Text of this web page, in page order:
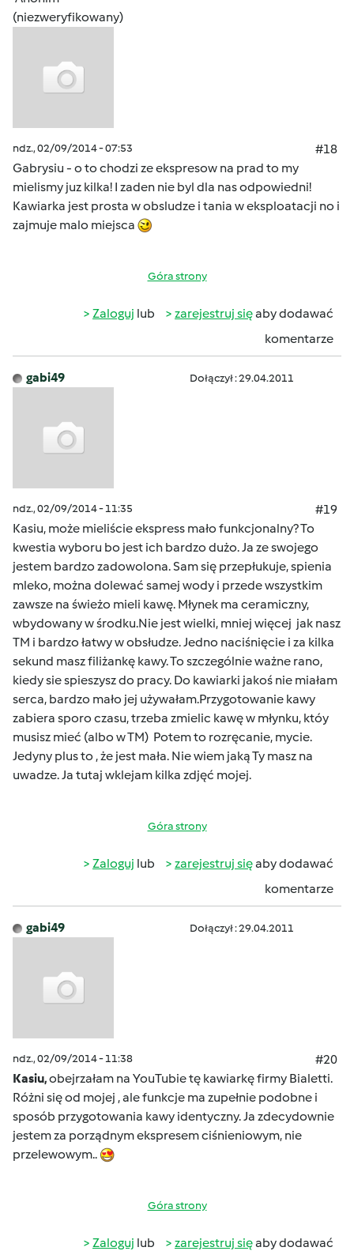
(niezweryfikowany)
ndz., 02/09/2014 - 07:53
#18
Gabrysiu - o to chodzi ze ekspresow na prad to my
mielismy juz kilka! I zaden nie byl dla nas odpowiedni!
Kawiarka jest prosta w obsludze i tania w eksploatacji no i
zajmuje malo miejsca
Góra strony
Zaloguj lub zarejestruj sięaby dodawać
komentarze
gabi49 Dołączył : 29.04.2011
ndz., 02/09/2014 - 11:35
#19
Kasiu, może mieliście ekspress mało funkcjonalny? To
kwestia wyboru bo jest ich bardzo dużo. Ja ze swojego
jestem bardzo zadowolona. Sam się przepłukuje, spienia
mleko, można dolewać samej wody i przede wszystkim
zawsze na świeżo mieli kawę. Młynek ma ceramiczny,
wbydowany w środku.Nie jest wielki, mniej więcej jak nasz
TM i bardzo łatwy w obsłudze. Jedno naciśnięcie i za kilka
sekund masz filiżankę kawy. To szczególnie ważne rano,
kiedy sie spieszysz do pracy. Do kawiarki jakoś nie miałam
serca, bardzo mało jej używałam.Przygotowanie kawy
zabiera sporo czasu, trzeba zmielic kawę w młynku, któy
musisz mieć (albo w TM) Potem to rozręcanie, mycie.
Jedyny plus to , że jest mała. Nie wiem jaką Ty masz na
uwadze. Ja tutaj wklejam kilka zdjęć mojej.
Góra strony
Zaloguj lub zarejestruj sięaby dodawać
komentarze
gabi49 Dołączył : 29.04.2011
ndz., 02/09/2014 - 11:38
#20
Kasiu,obejrzałam na YouTubie tę kawiarkę firmy Bialetti.
Różni się od mojej , ale funkcje ma zupełnie podobne i
sposób przygotowania kawy identyczny. Ja zdecydownie
jestem za porządnym ekspresem ciśnieniowym, nie
przelewowym..
Góra strony
Zaloguj lub zarejestruj sięaby dodawać